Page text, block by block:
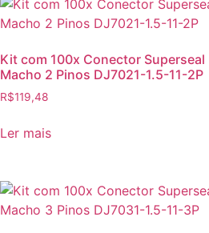
Kit com 100x Conector Superseal
Macho 2 Pinos DJ7021-1.5-11-2P
R$119,48
Ler mais